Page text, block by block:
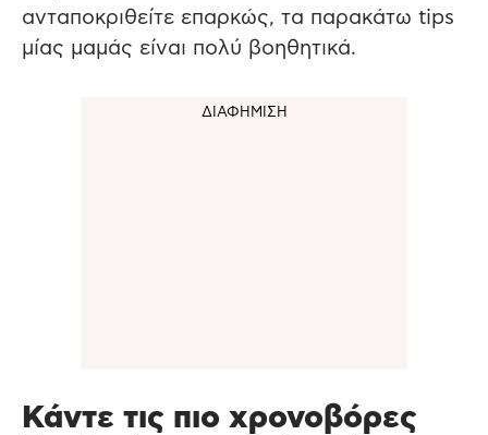
ανταποκριθείτε επαρκώς, τα παρακάτω tips
μίας μαμάς είναι πολύ βοηθητικά.
Κάντε τις πιο χρονοβόρες